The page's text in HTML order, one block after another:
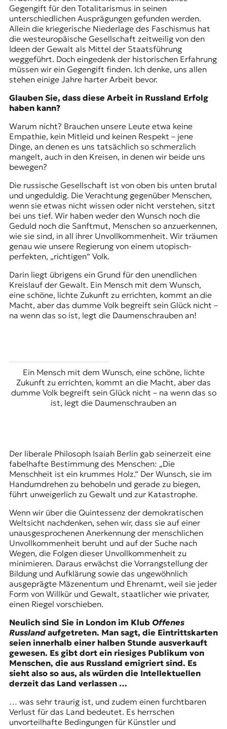
Gegengift für den Totalitarismus in seinen
unterschiedlichen Ausprägungen gefunden werden.
Allein die kriegerische Niederlage des Faschismus hat
die westeuropäische Gesellschaft zeitweilig von den
Ideen der Gewalt als Mittel der Staatsführung
weggeführt. Doch eingedenk der historischen Erfahrung
müssen wir ein Gegengift finden. Ich denke, uns allen
stehen einige Jahre harter Arbeit bevor.
Glauben Sie, dass diese Arbeit in Russland Erfolg
haben kann?
Warum nicht? Brauchen unsere Leute etwa keine
Empathie, kein Mitleid und keinen Respekt – jene
Dinge, an denen es uns tatsächlich so schmerzlich
mangelt, auch in den Kreisen, in denen wir beide uns
bewegen?
Die russische Gesellschaft ist von oben bis unten brutal
und ungeduldig. Die Verachtung gegenüber Menschen,
wenn sie etwas nicht wissen oder nicht verstehen, sitzt
bei uns tief. Wir haben weder den Wunsch noch die
Geduld noch die Sanftmut, Menschen so anzuerkennen,
wie sie sind, in all ihrer Unvollkommenheit. Wir träumen
genau wie unsere Regierung von einem utopisch-
perfekten, „richtigen“ Volk.
Darin liegt übrigens ein Grund für den unendlichen
Kreislauf der Gewalt. Ein Mensch mit dem Wunsch,
eine schöne, lichte Zukunft zu errichten, kommt an die
Macht, aber das dumme Volk begreift sein Glück nicht –
na wenn das so ist, legt die Daumenschrauben an!
Ein Mensch mit dem Wunsch, eine schöne, lichte
Zukunft zu errichten, kommt an die Macht, aber das
dumme Volk begreift sein Glück nicht – na wenn das so
ist, legt die Daumenschrauben an
Der liberale Philosoph Isaiah Berlin gab seinerzeit eine
fabelhafte Bestimmung des Menschen: „Die
Menschheit ist ein krummes Holz.“ Der Wunsch, sie im
Handumdrehen zu behobeln und gerade zu biegen,
führt unweigerlich zu Gewalt und zur Katastrophe.
Wenn wir über die Quintessenz der demokratischen
Weltsicht nachdenken, sehen wir, dass sie auf einer
unausgesprochenen Anerkennung der menschlichen
Unvollkommenheit beruht und auf der Suche nach
Wegen, die Folgen dieser Unvollkommenheit zu
minimieren. Daraus erwächst die Vorrangstellung der
Bildung und Aufklärung sowie das ungewöhnlich
ausgeprägte Mäzenentum und Ehrenamt, weil sie jeder
Form von Willkür und Gewalt, staatlicher wie privater,
einen Riegel vorschieben.
Neulich sind Sie in London im Klub Offenes
Russland aufgetreten. Man sagt, die Eintrittskarten
seien innerhalb einer halben Stunde ausverkauft
gewesen. Es gibt dort ein riesiges Publikum von
Menschen, die aus Russland emigriert sind. Es
sieht also so aus, als würden die Intellektuellen
derzeit das Land verlassen …
… was sehr traurig ist, und zudem einen furchtbaren
Verlust für das Land bedeutet. Es herrschen
unvorteilhafte Bedingungen für Künstler und